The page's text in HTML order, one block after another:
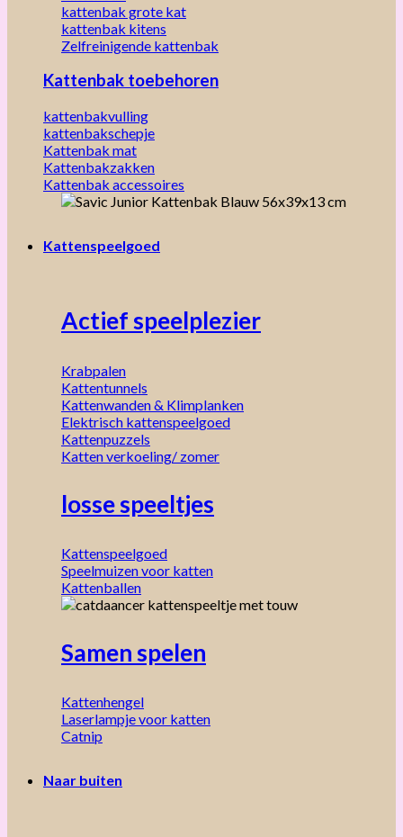
kattenbak grote kat
kattenbak kitens
Zelfreinigende kattenbak
Kattenbak toebehoren
kattenbakvulling
kattenbakschepje
Kattenbak mat
Kattenbakzakken
Kattenbak accessoires
Kattenspeelgoed
Actief speelplezier
Krabpalen
Kattentunnels
Kattenwanden & Klimplanken
Elektrisch kattenspeelgoed
Kattenpuzzels
Katten verkoeling/ zomer
losse speeltjes
Kattenspeelgoed
Speelmuizen voor katten
Kattenballen
Samen spelen
Kattenhengel
Laserlampje voor katten
Catnip
Naar buiten